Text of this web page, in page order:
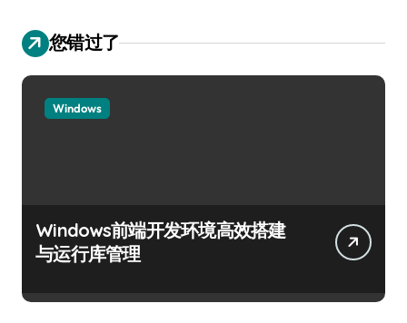
您错过了
Windows
Windows前端开发环境高效搭建
与运行库管理